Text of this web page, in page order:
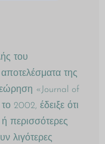
του
της
«Journal of
2002, έδειξε ότι
περισσότερες
λιγότερες